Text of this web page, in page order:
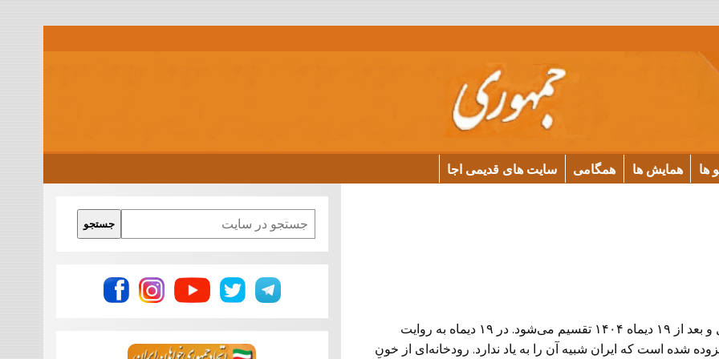
ها همایش ها همگامی سایت های قدیمی اجا
اصلا سخن بیهوده‌ای نیست که تاریخ معاصر ایران به قبل و بعد از ۱۹ دیماه ۱۴۰۴ تقسیم می‌شود. در ۱۹ دیماه به روایت
شده است که ایران شبیه آن را به یاد ندارد. رودخانه‌ای از خونِ
Search
جستجو